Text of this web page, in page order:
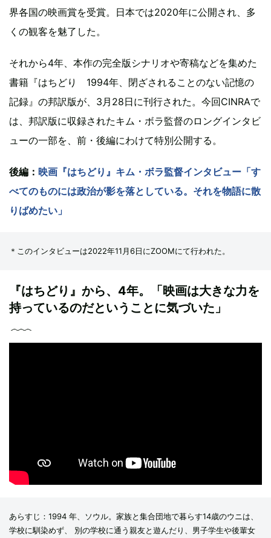
界各国の映画賞を受賞。日本では2020年に公開され、多
くの観客を魅了した。
それから4年、本作の完全版シナリオや寄稿などを集めた
書籍『はちどり 1994年、閉ざされることのない記憶の
記録』の邦訳版が、3月28日に刊行された。今回CINRAで
は、邦訳版に収録されたキム・ボラ監督のロングインタビ
ューの一部を、前・後編にわけて特別公開する。
後編： 映画『はちどり』キム・ボラ監督インタビュー「す
べてのものには政治が影を落としている。それを物語に散
りばめたい」
＊このインタビューは2022年11月6日にZOOMにて行われた。
『はちどり』から、4年。「映画は大きな力を
持っているのだということに気づいた」
あらすじ：1994 年、ソウル。家族と集合団地で暮らす14歳のウニは、
学校に馴染めず、 別の学校に通う親友と遊んだり、男子学生や後輩女